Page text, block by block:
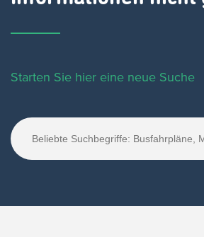
Starten Sie hier eine neue Suche